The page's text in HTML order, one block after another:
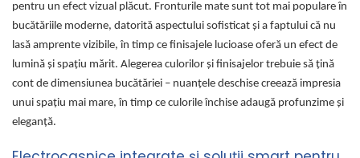
pentru un efect vizual plăcut. Fronturile mate sunt tot mai populare în
bucătăriile moderne, datorită aspectului sofisticat și a faptului că nu
lasă amprente vizibile, în timp ce finisajele lucioase oferă un efect de
lumină și spațiu mărit. Alegerea culorilor și finisajelor trebuie să țină
cont de dimensiunea bucătăriei – nuanțele deschise creează impresia
unui spațiu mai mare, în timp ce culorile închise adaugă profunzime și
eleganță.